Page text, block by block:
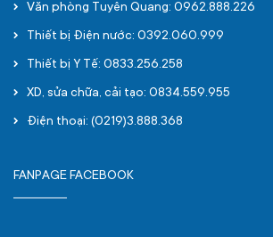
Văn phòng Tuyên Quang: 0962.888.226
Thiết bị Điện nước: 0392.060.999
Thiết bị Y Tế: 0833.256.258
XD, sửa chữa, cải tạo: 0834.559.955
Điện thoại: (0219)3.888.368
FANPAGE FACEBOOK